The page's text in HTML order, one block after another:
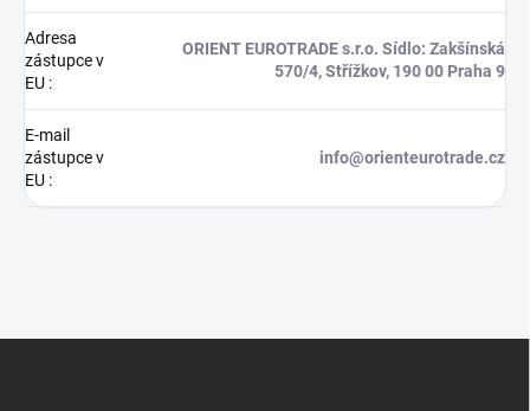
Adresa
zástupce v
EU :
ORIENT EUROTRADE s.r.o. Sídlo: Zakšínská
570/4, Střížkov, 190 00 Praha 9
E-mail
zástupce v
EU :
info@orienteurotrade.cz